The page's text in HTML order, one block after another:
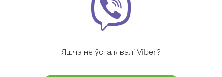
Яшчэ не ўсталявалі Viber?